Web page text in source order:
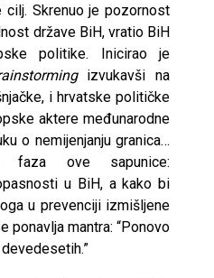
Skrenuo je pozornost
države BiH, vratio BiH
politike. Inicirao je
izvukavši na
i hrvatske političke
aktere međunarodne
o nemijenjanju granica…
ove sapunice:
u BiH, a kako bi
u prevenciji izmišljene
ponavlja mantra: “Ponovo